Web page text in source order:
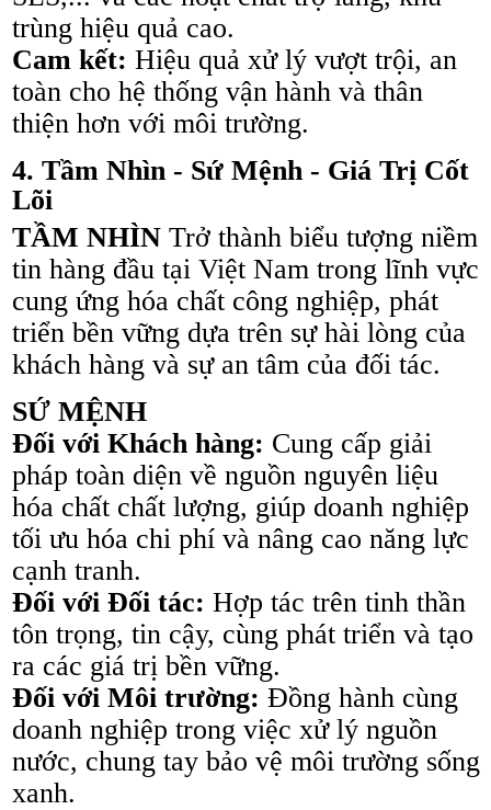
trùng hiệu quả cao.
Cam kết: Hiệu quả xử lý vượt trội, an
toàn cho hệ thống vận hành và thân
thiện hơn với môi trường.
4. Tầm Nhìn - Sứ Mệnh - Giá Trị Cốt
Lõi
TẦM NHÌNTrở thành biểu tượng niềm
tin hàng đầu tại Việt Nam trong lĩnh vực
cung ứng hóa chất công nghiệp, phát
triển bền vững dựa trên sự hài lòng của
khách hàng và sự an tâm của đối tác.
SỨ MỆNH
Đối với Khách hàng: Cung cấp giải
pháp toàn diện về nguồn nguyên liệu
hóa chất chất lượng, giúp doanh nghiệp
tối ưu hóa chi phí và nâng cao năng lực
cạnh tranh.
Đối với Đối tác: Hợp tác trên tinh thần
tôn trọng, tin cậy, cùng phát triển và tạo
ra các giá trị bền vững.
Đối với Môi trường: Đồng hành cùng
doanh nghiệp trong việc xử lý nguồn
nước, chung tay bảo vệ môi trường sống
xanh.